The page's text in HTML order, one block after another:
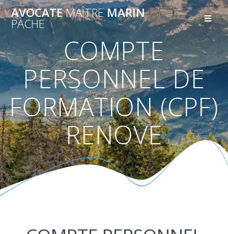
AVOCATEMAÎTREMARIN
PACHE
COMPTE
PERSONNEL DE
FORMATION (CPF)
RENOVE